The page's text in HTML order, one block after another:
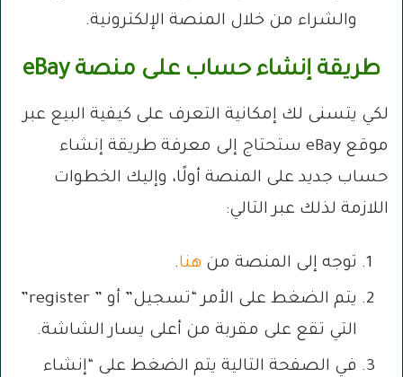
والشراء من خلال المنصة الإلكترونية.
طريقة إنشاء حساب على منصة eBay
لكي يتسنى لك إمكانية التعرف على كيفية البيع عبر
موقع eBay ستحتاج إلى معرفة طريقة إنشاء
حساب جديد على المنصة أولًا، وإليك الخطوات
اللازمة لذلك عبر التالي:
توجه إلى المنصة من هنا.
يتم الضغط على الأمر “تسجيل” أو ” register”
التي تقع على مقربة من أعلى يسار الشاشة.
في الصفحة التالية يتم الضغط على “إنشاء